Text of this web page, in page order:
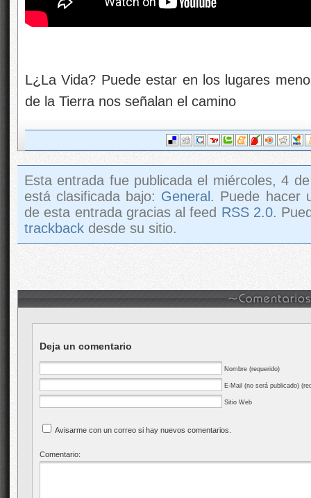
L¿La Vida? Puede estar en los lugares
de la Tierra nos señalan el camino
Esta entrada fue publicada el miércoles, 4
está clasificada bajo: General . Puede hacer
de esta entrada gracias al feed RSS 2.0.
trackback desde su sitio.
Deja un comentario
Nombre (requerido)
E-Mail (no será publicado)
Sitio Web
Avisarme con un correo si hay nuevos comentarios.
Comentario: